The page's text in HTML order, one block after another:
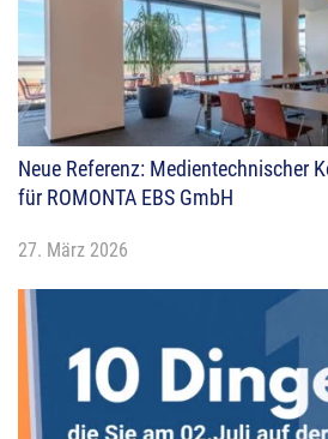
Neue Referenz: Medientechnischer
für ROMONTA EBS GmbH
27. März 2026